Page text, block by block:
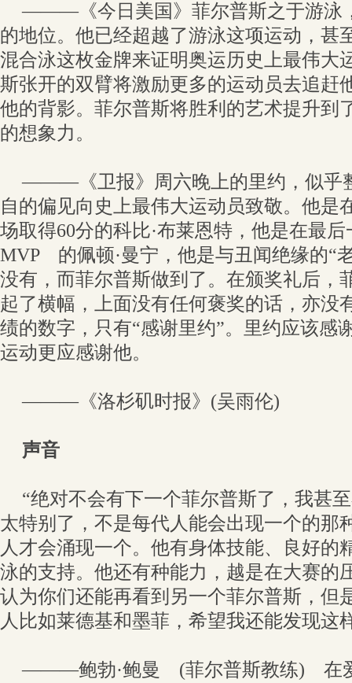
———《今日美国》菲尔普斯之于游泳
的地位。他已经超越了游泳这项运动，甚
混合泳这枚金牌来证明奥运历史上最伟大
斯张开的双臂将激励更多的运动员去追赶
他的背影。菲尔普斯将胜利的艺术提升到
的想象力。
———《卫报》周六晚上的里约，似乎
自的偏见向史上最伟大运动员致敬。他
场取得60分的科比·布莱恩特，他是在最
MVP 的佩顿·曼宁，他是与丑闻绝缘的“
没有，而菲尔普斯做到了。在颁奖礼后，
起了横幅，上面没有任何褒奖的话，亦没
绩的数字，只有“感谢里约”。里约应该感
运动更应感谢他。
———《洛杉矶时报》(吴雨伦)
声音
“绝对不会有下一个菲尔普斯了，我甚
太特别了，不是每代人能会出现一个的那
人才会涌现一个。他有身体技能、良好的
泳的支持。他还有种能力，越是在大赛的
认为你们还能再看到另一个菲尔普斯，但
人比如莱德基和墨菲，希望我还能发现这
———鲍勃·鲍曼 (菲尔普斯教练) 在爱